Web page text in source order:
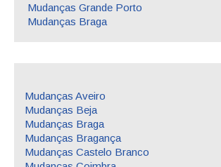
Mudanças Grande Porto
Mudanças Braga
Mudanças Aveiro
Mudanças Beja
Mudanças Braga
Mudanças Bragança
Mudanças Castelo Branco